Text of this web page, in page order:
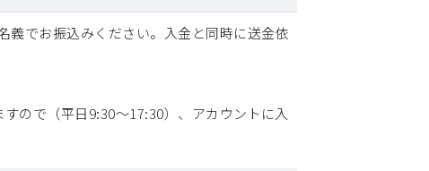
義でお振込みください。入金と同時に送金依
ので（平日9:30～17:30）、アカウントに入